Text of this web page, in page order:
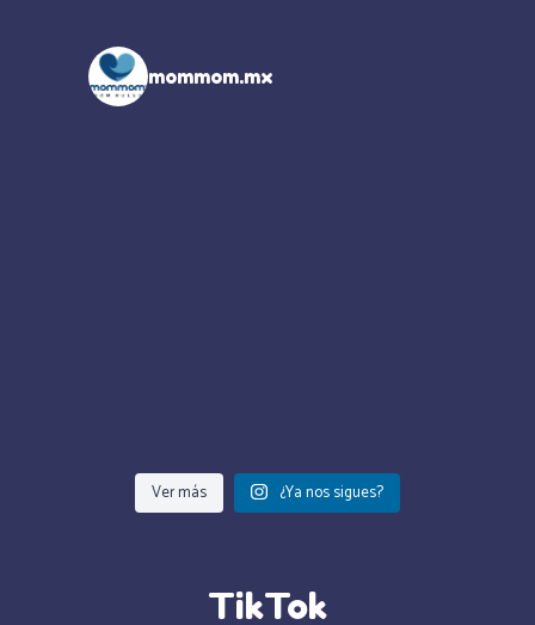
mommom.mx
Ver más ¿Ya nos sigues?
TikTok